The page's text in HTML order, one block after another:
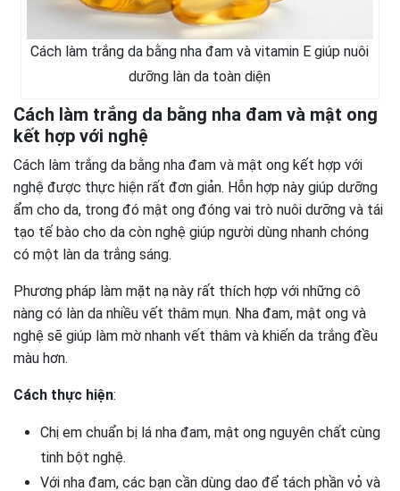
Cách làm trắng da bằng nha đam và vitamin E giúp nuôi
dưỡng làn da toàn diện
Cách làm trắng da bằng nha đam và mật ong
kết hợp với nghệ
Cách làm trắng da bằng nha đam và mật ong kết hợp với
nghệ được thực hiện rất đơn giản. Hỗn hợp này giúp dưỡng
ẩm cho da, trong đó mật ong đóng vai trò nuôi dưỡng và tái
tạo tế bào cho da còn nghệ giúp người dùng nhanh chóng
có một làn da trắng sáng.
Phương pháp làm mặt nạ này rất thích hợp với những cô
nàng có làn da nhiều vết thâm mụn. Nha đam, mật ong và
nghệ sẽ giúp làm mờ nhanh vết thâm và khiến da trắng đều
màu hơn.
Cách thực hiện:
Chị em chuẩn bị lá nha đam, mật ong nguyên chất cùng
tinh bột nghệ.
Với nha đam, các bạn cần dùng dao để tách phần vỏ và